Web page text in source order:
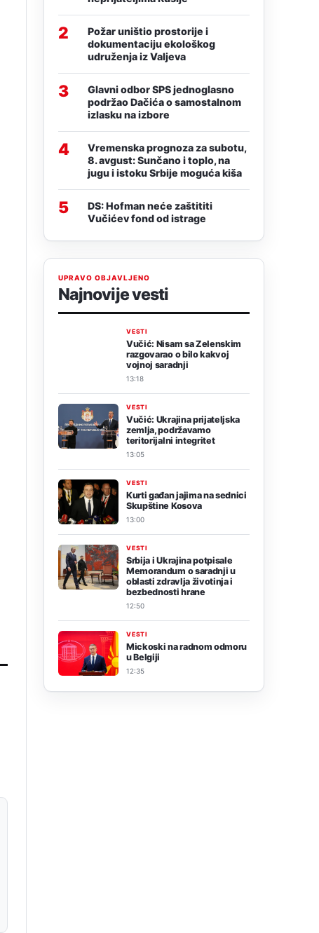
2
Požar uništio prostorije i
dokumentaciju ekološkog
udruženja iz Valjeva
3
Glavni odbor SPS jednoglasno
podržao Dačića o samostalnom
izlasku na izbore
4
Vremenska prognoza za subotu,
8. avgust: Sunčano i toplo, na
jugu i istoku Srbije moguća kiša
5
DS: Hofman neće zaštititi
Vučićev fond od istrage
UPRAVO OBJAVLJENO
Najnovije vesti
VESTI
Vučić: Nisam sa Zelenskim
razgovarao o bilo kakvoj
vojnoj saradnji
13:18
VESTI
Vučić: Ukrajina prijateljska
zemlja, podržavamo
teritorijalni integritet
13:05
VESTI
Kurti gađan jajima na sednici
Skupštine Kosova
13:00
VESTI
Srbija i Ukrajina potpisale
Memorandum o saradnji u
oblasti zdravlja životinja i
bezbednosti hrane
12:50
VESTI
Mickoski na radnom odmoru
u Belgiji
12:35